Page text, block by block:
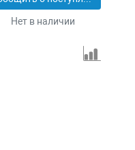
Нет в наличии